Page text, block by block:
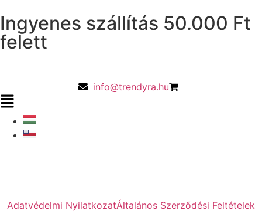
Ingyenes szállítás 50.000 Ft
felett
info@trendyra.hu
Adatvédelmi NyilatkozatÁltalános Szerződési Feltételek